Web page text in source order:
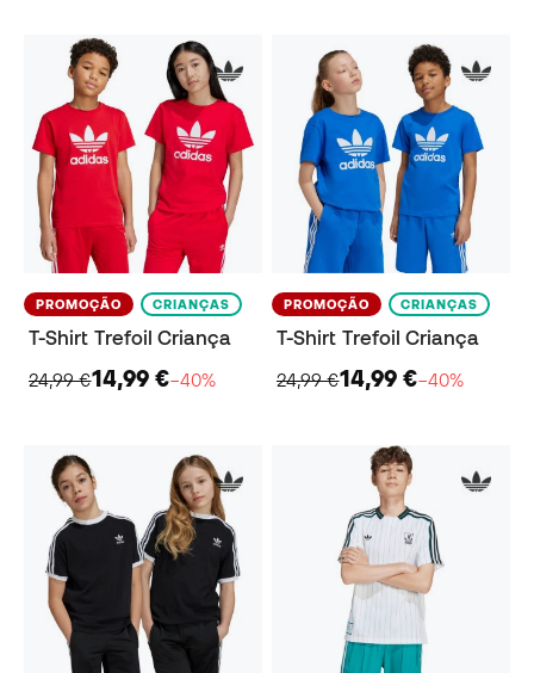
PROMOÇÃO CRIANÇAS
T-Shirt Trefoil Criança
24,99 €14,99 €−40%
PROMOÇÃO CRIANÇAS
T-Shirt Trefoil Criança
24,99 €14,99 €−40%